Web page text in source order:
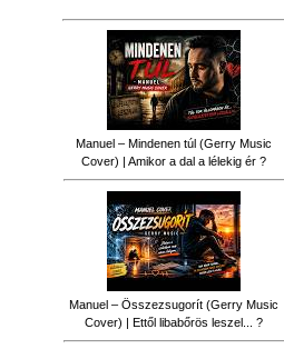
Manuel – Mindenen túl (Gerry Music
Cover) | Amikor a dal a lélekig ér ?
Manuel – Összezsugorít (Gerry Music
Cover) | Ettől libabőrös leszel... ?